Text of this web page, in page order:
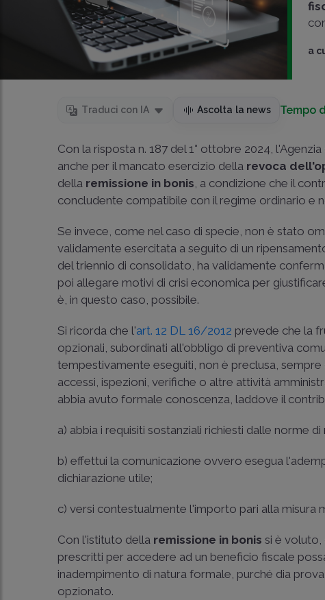
a
Traduci con IA Ascolta la news Tempo
Con la risposta n. 187 del 1° ottobre 2024,
anche per il mancato esercizio della revoca
della remissione in bonis, a condizione che il
concludente compatibile con il regime ordinario e
Se invece, come nel caso di specie, non è stato
validamente esercitata a seguito di un
del triennio di consolidato, ha validamente
poi allegare motivi di crisi economica per
è, in questo caso, possibile.
Si ricorda che l'art. 12 DL 16/2012 prevede che la
opzionali, subordinati all'obbligo di preventiva
tempestivamente eseguiti, non è preclusa,
accessi, ispezioni, verifiche o altre attività
abbia avuto formale conoscenza, laddove il
a) abbia i requisiti sostanziali richiesti dalle norme
b) effettui la comunicazione ovvero esegua
dichiarazione utile;
c) versi contestualmente l'importo pari alla misura
Con l'istituto della remissione in bonis si è voluto,
prescritti per accedere ad un beneficio fiscale
inadempimento di natura formale, purché dia
opzionato.